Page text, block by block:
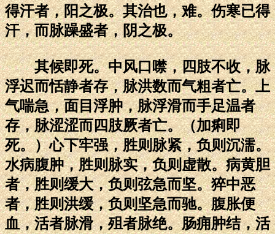
得汗者，阳之极。其治也，难。伤寒已得
汗，而脉躁盛者，阴之极。
其候即死。中风口噤，四肢不收，脉
浮迟而恬静者存，脉洪数而气粗者亡。上
气喘急，面目浮肿，脉浮滑而手足温者
存，脉涩涩而四肢厥者亡。（加痢即
死。）心下牢强，胜则脉紧，负则沉濡。
水病腹肿，胜则脉实，负则虚散。病黄胆
者，胜则缓大，负则弦急而坚。猝中恶
者，胜则洪缓，负则坚急而驰。腹胀便
血，活者脉滑，殂者脉绝。肠痈肿结，活